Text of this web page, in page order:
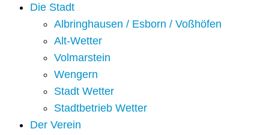
Die Stadt
Albringhausen / Esborn / Voßhöfen
Alt-Wetter​
Volmarstein
Wengern
Stadt Wetter
Stadtbetrieb Wetter
Der Verein